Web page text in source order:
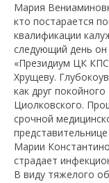
Мария
кто постарается
квалификации
следующий день
«Президиум ЦК
Хрущеву.
как друг
Циолковского.
срочной
Марии
страдает
В виду тяжелого